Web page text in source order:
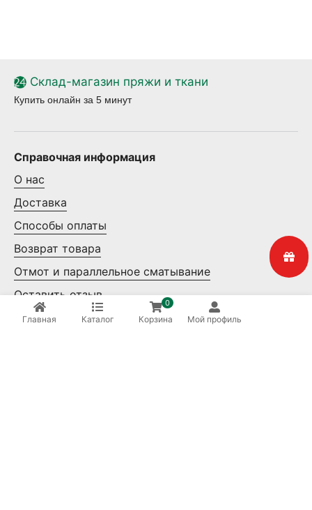
Склад-магазин пряжи и ткани
Купить онлайн за 5 минут
Справочная информация
О нас
Доставка
Способы оплаты
Возврат товара
Отмот и параллельное сматывание
Оставить отзыв
Контакты
Главная Каталог Корзина
0
Мой профиль